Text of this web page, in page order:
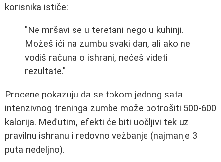
korisnika ističe:
"Ne mršavi se u teretani nego u kuhinji.
Možeš ići na zumbu svaki dan, ali ako ne
vodiš računa o ishrani, nećeš videti
rezultate."
Procene pokazuju da se tokom jednog sata
intenzivnog treninga zumbe može potrošiti 500-600
kalorija. Međutim, efekti će biti uočljivi tek uz
pravilnu ishranu i redovno vežbanje (najmanje 3
puta nedeljno).